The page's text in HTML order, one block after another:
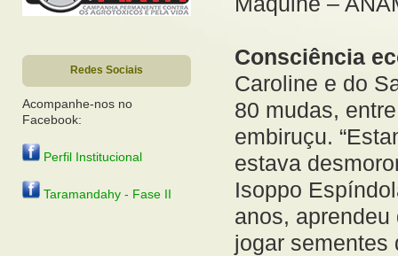
Redes Sociais
Acompanhe-nos no
Facebook:
Perfil Institucional
Taramandahy - Fase II
Consciência
Caroline e do
80 mudas,
embiruçu.
estava
Isoppo
anos,
jogar sementes